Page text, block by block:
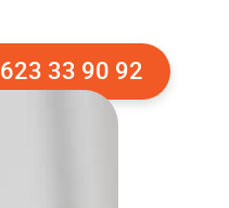
623 33 90 92